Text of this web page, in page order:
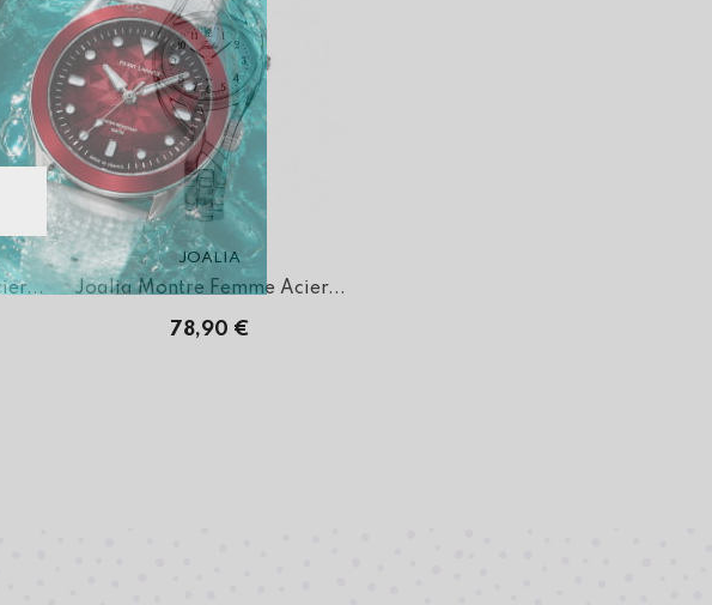
JOALIA
Joalia Montre Femme Acier...
78,90 €